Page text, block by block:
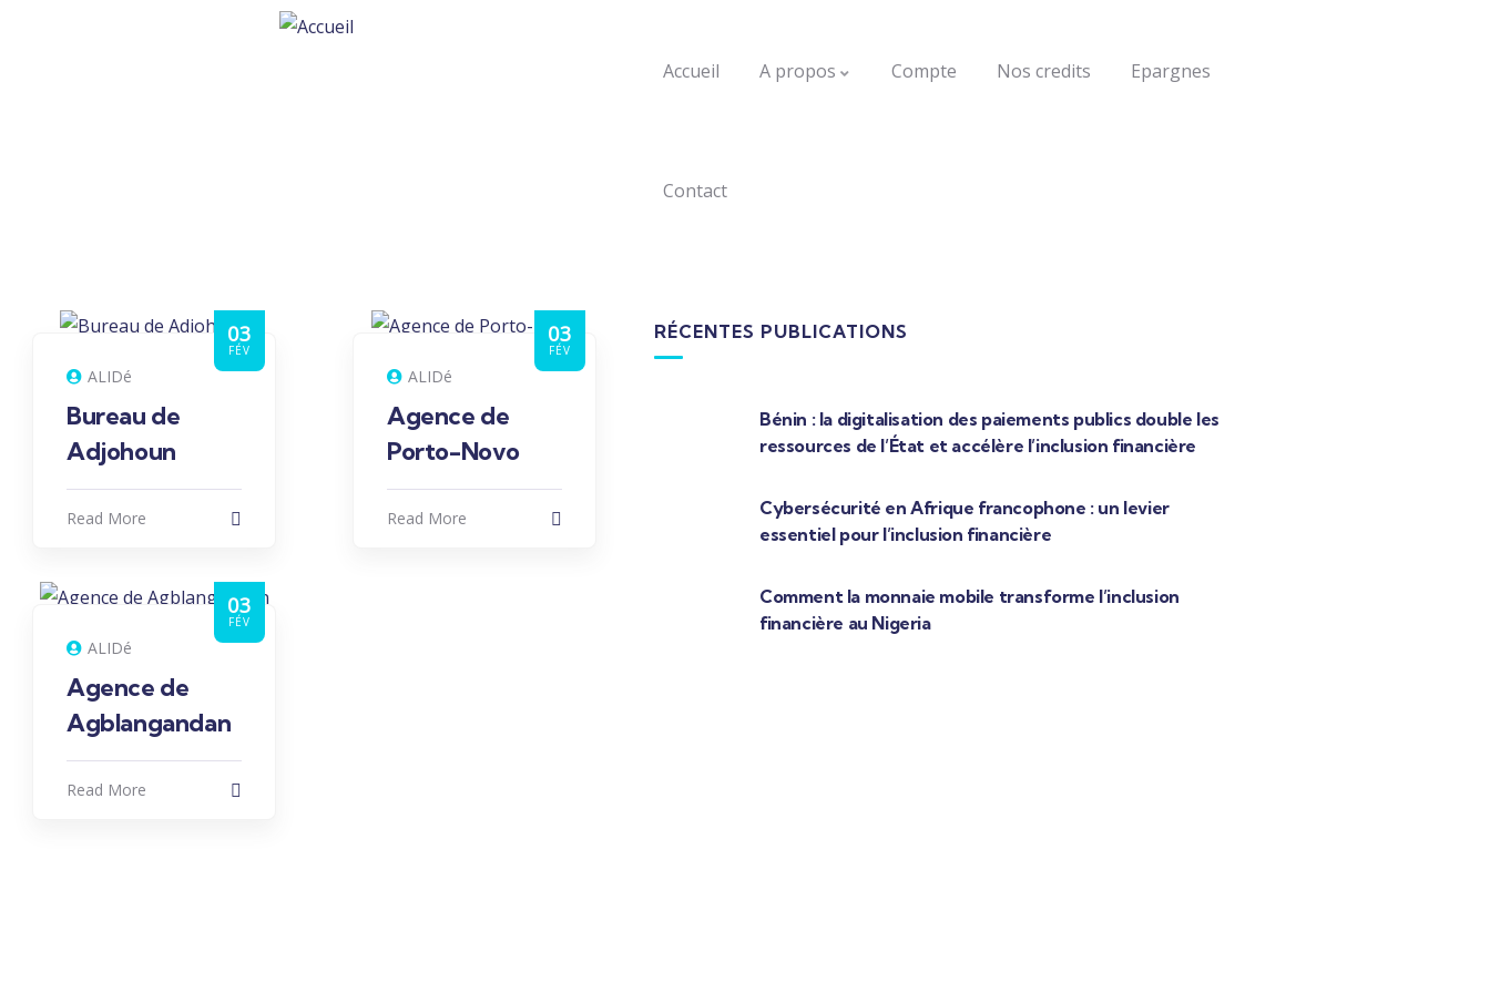
Accueil A propos Compte Nos credits Epargnes
Contact
03
FÉV
ALIDé
Bureau de
Adjohoun
Read More
03
FÉV
ALIDé
Agence de
Porto-Novo
Read More
03
FÉV
ALIDé
Agence de
Agblangandan
Read More
RÉCENTES PUBLICATIONS
Bénin : la digitalisation des paiements publics double les
ressources de l’État et accélère l’inclusion financière
Cybersécurité en Afrique francophone : un levier
essentiel pour l’inclusion financière
Comment la monnaie mobile transforme l’inclusion
financière au Nigeria